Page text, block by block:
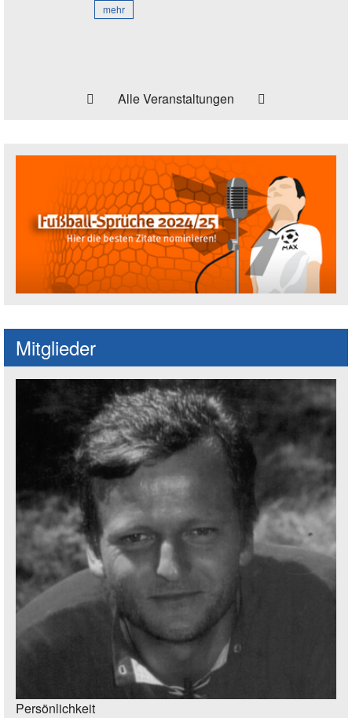
mehr
Alle Veranstaltungen
Mitglieder
Persönlichkeit